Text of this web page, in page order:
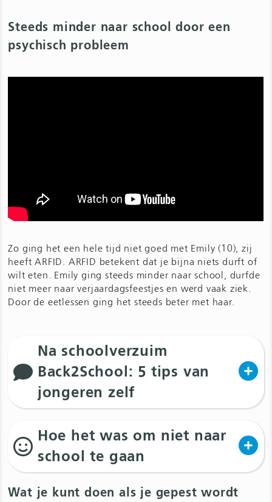
Steeds minder naar school door een
psychisch probleem
Zo ging het een hele tijd niet goed met Emily (10), zij
heeft ARFID. ARFID betekent dat je bijna niets durft of
wilt eten. Emily ging steeds minder naar school, durfde
niet meer naar verjaardagsfeestjes en werd vaak ziek.
Door de eetlessen ging het steeds beter met haar.
Na schoolverzuim
Back2School: 5 tips van
jongeren zelf
Hoe het was om niet naar
school te gaan
Wat je kunt doen als je gepest wordt